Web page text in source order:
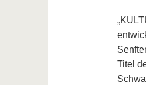
Titel